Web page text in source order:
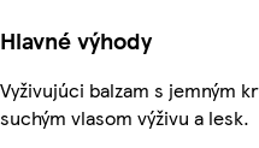
Hlavné výhody
Vyživujúci balzam s jemným
suchým vlasom výživu a lesk.